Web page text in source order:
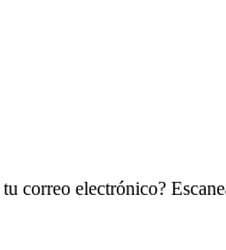
correo electrónico?